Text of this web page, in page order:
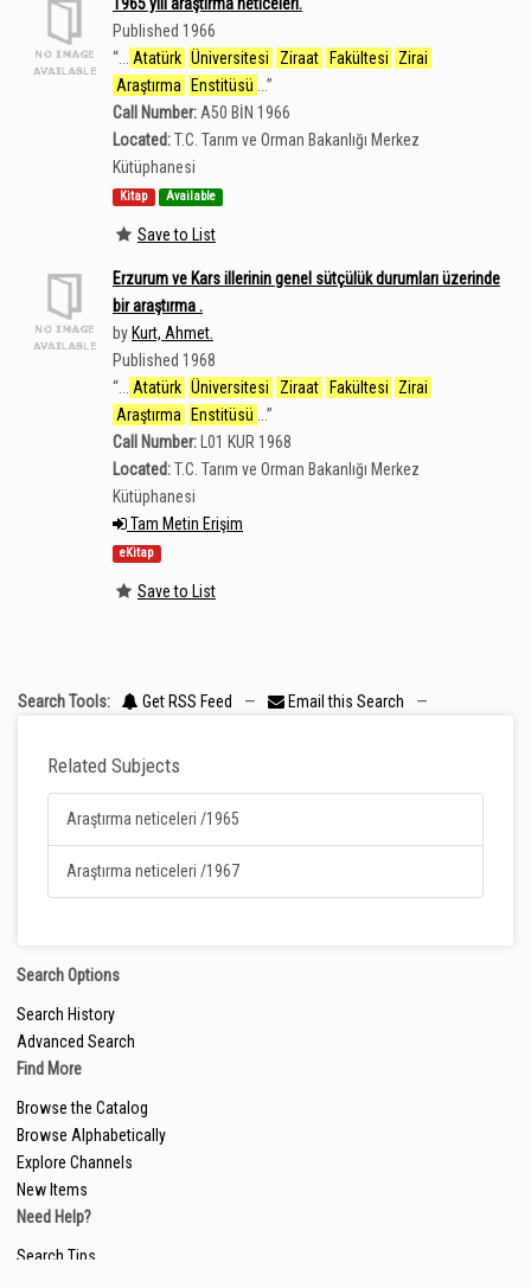
Published 1966
“
Atatürk Üniversitesi Ziraat Fakültesi
Zirai
Araştırma
Enstitüsü ...”
Call Number: A50 BİN 1966
Located:T.C. Tarım ve Orman Bakanlığı Merkez
Kütüphanesi
Kitap Available
Save to List
Erzurum ve Kars illerinin genel sütçülük durumları üzerinde
bir araştırma .
by Kurt, Ahmet.
Published 1968
“
Atatürk Üniversitesi Ziraat Fakültesi
Zirai
Araştırma
Enstitüsü ...”
Call Number: L01 KUR 1968
Located:T.C. Tarım ve Orman Bakanlığı Merkez
Kütüphanesi
Tam Metin Erişim
eKitap
Save to List
Search Tools: Get RSS Feed — Email this Search —
Related Subjects
Araştırma neticeleri /1965
Araştırma neticeleri /1967
Search Options
Search History
Advanced Search
Find More
Browse the Catalog
Browse Alphabetically
Explore Channels
New Items
Need Help?
Search Tips